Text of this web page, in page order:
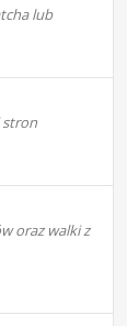
lub
stron
oraz walki z